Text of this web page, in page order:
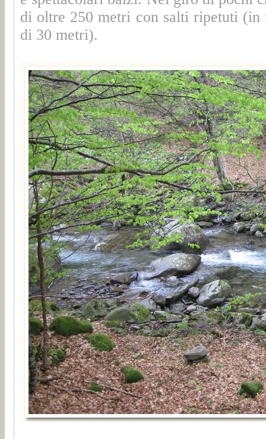
di oltre 250 metri con salti ripetuti
di 30 metri).